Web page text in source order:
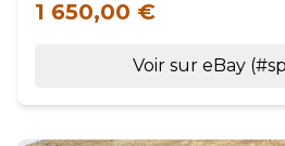
1 650,00 €
Voir sur eBay